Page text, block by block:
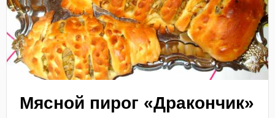
Мясной пирог «Дракончик»